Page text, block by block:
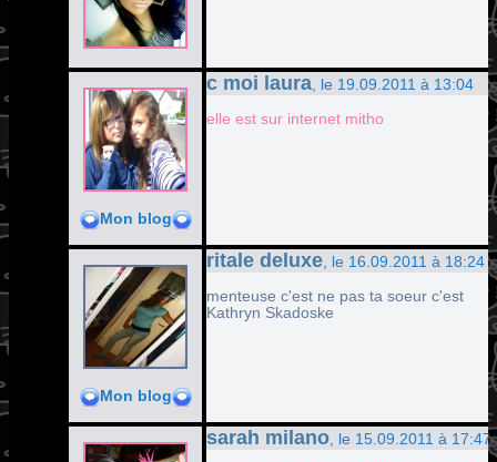
Mon blog
c moi laura , le 19.09.2011 à 13:04
elle est sur internet mitho
Mon blog
ritale deluxe , le 16.09.2011 à 18:24
menteuse c'est ne pas ta soeur c'est
Kathryn Skadoske
sarah milano , le 15.09.2011 à 17:47